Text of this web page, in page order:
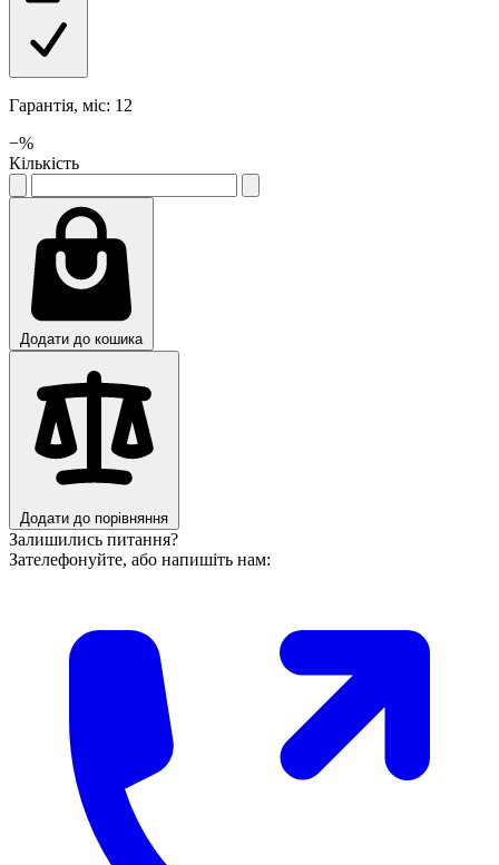
Гарантія, міс: 12
−%
Кількість
Додати до кошика
Додати до порівняння
Залишились питання?
Зателефонуйте, або напишіть нам: